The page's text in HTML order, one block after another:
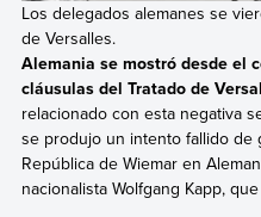
Los delegados alemanes se
de Versalles.
Alemania se mostró desde el
cláusulas del Tratado de
relacionado con esta negativa
se produjo un intento fallido de
República de Wiemar en
nacionalista Wolfgang Kapp,